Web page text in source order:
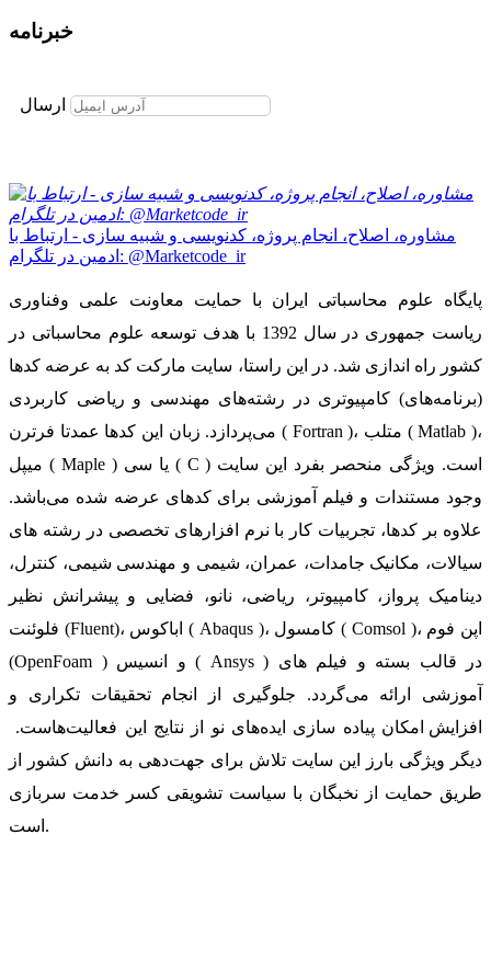
خبرنامه
ارسال
مشاوره، اصلاح، انجام پروژه، کدنویسی و شبیه سازی - ارتباط با
ادمین در تلگرام: @Marketcode_ir
پایگاه علوم محاسباتی ایران با حمایت معاونت علمی وفناوری
ریاست جمهوری در سال 1392 با هدف توسعه علوم محاسباتی در
کشور راه اندازی شد. در این راستا، سایت مارکت کد به عرضه کدها
(برنامه‌های) کامپیوتری در رشته‌های مهندسی و ریاضی کاربردی
می‌پردازد. زبان این کدها عمدتا فرترن ( Fortran )، متلب ( Matlab )،
میپل ( Maple ) یا سی ( C ) است. ویژگی منحصر بفرد این سایت
وجود مستندات و فیلم آموزشی برای کدهای عرضه شده می‌باشد.
علاوه بر کدها، تجربیات کار با نرم افزارهای تخصصی در رشته های
سیالات، مکانیک جامدات، عمران، شیمی و مهندسی شیمی، کنترل،
دینامیک پرواز، کامپیوتر، ریاضی، نانو، فضایی و پیشرانش نظیر
فلوئنت (Fluent)، اباکوس ( Abaqus )، کامسول ( Comsol )، اپن فوم
(OpenFoam ) و انسیس ( Ansys ) در قالب بسته‌ و فیلم های
آموزشی ارائه می‌گردد. جلوگیری از انجام تحقیقات تکراری و
افزایش امکان پیاده سازی ایده‌های نو از نتایج این فعالیت‌هاست.
دیگر ویژگی بارز این سایت تلاش برای جهت‌دهی به دانش کشور از
طریق حمایت از نخبگان با سیاست تشویقی کسر خدمت سربازی
است.